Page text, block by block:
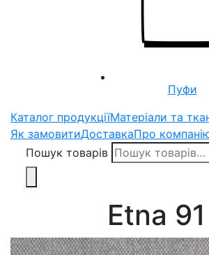
Пуфи
Каталог продукціїМатеріали та
Як замовитиДоставкаПро
Пошук товарів
Etna 91